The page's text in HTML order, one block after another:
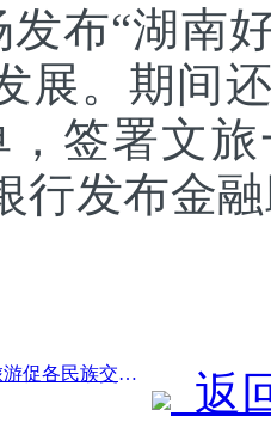
布“湖南好
展。期间
，签署文
行发布金
前一篇：新疆喀什举行旅游促各民族交流推广活动 返